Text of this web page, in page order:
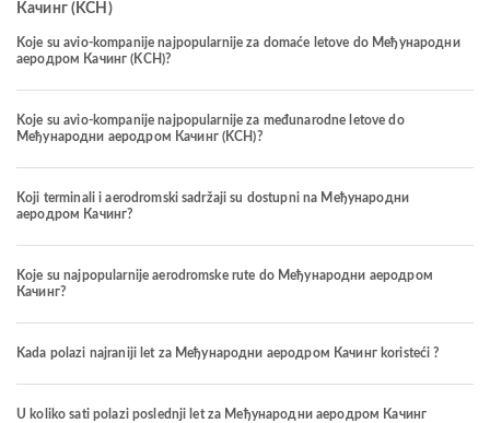
Качинг (KCH)
Koje su avio-kompanije najpopularnije za domaće letove do Међународни
аеродром Качинг (KCH)?
Koje su avio-kompanije najpopularnije za međunarodne letove do
Међународни аеродром Качинг (KCH)?
Koji terminali i aerodromski sadržaji su dostupni na Међународни
аеродром Качинг?
Koje su najpopularnije aerodromske rute do Међународни аеродром
Качинг?
Kada polazi najraniji let za Међународни аеродром Качинг koristeći ?
U koliko sati polazi poslednji let za Међународни аеродром Качинг